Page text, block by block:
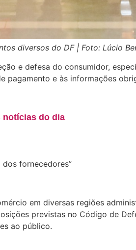
diversos do DF | Foto: Lúcio
e defesa do consumidor,
e às informações
notícias do dia
fornecedores”
em diversas regiões
previstas no Código de
ao público.